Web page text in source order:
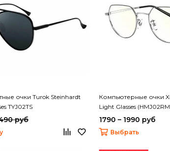
очки Turok Steinhardt
TYJ02TS
руб
Компьютерные очки
Light Glasses
1790 – 1990 руб
Выбрать